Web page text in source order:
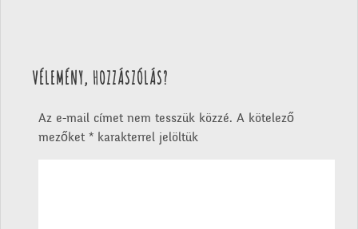
VÉLEMÉNY, HOZZÁSZÓLÁS?
Az e-mail címet nem tesszük közzé. A kötelező
mezőket * karakterrel jelöltük